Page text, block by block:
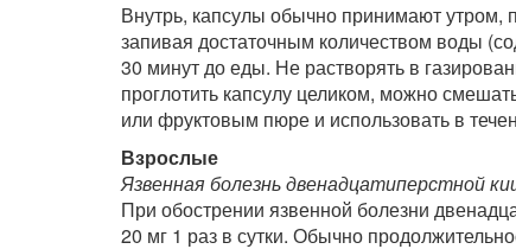
Внутрь, капсулы обычно принимают утром,
запивая достаточным количеством воды
30 минут до еды. Не растворять в
проглотить капсулу целиком, можно
или фруктовым пюре и использовать в
Взрослые
Язвенная болезнь двенадцатиперстной
При обострении язвенной болезни
20 мг 1 раз в сутки. Обычно